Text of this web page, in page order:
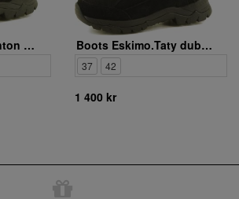
Boots Eskimo. Kenton dubbar 3220718 06 Boots Eskimo.Taty dubbar 3220717 06
37 42
1 400 kr